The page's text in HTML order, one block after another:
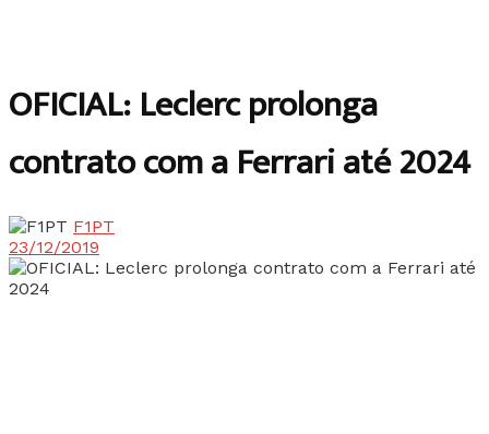
OFICIAL: Leclerc prolonga
contrato com a Ferrari até 2024
F1PT
23/12/2019